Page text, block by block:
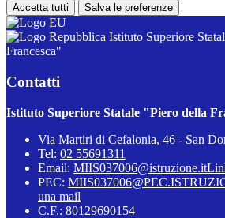
Accetta tutti Salva le preferenze
Istituto Superiore
Francesca"
Contatti
Istituto Superiore Statale "Piero della
Via Martiri di Cefalonia, 46 - San
Tel: 02 55691311
Email: MIIS037006@istruzione.it
PEC:
una mail
C.F.: 80129690154